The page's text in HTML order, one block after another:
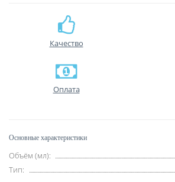
Качество
Оплата
Основные характеристики
Объём (мл):
Тип: